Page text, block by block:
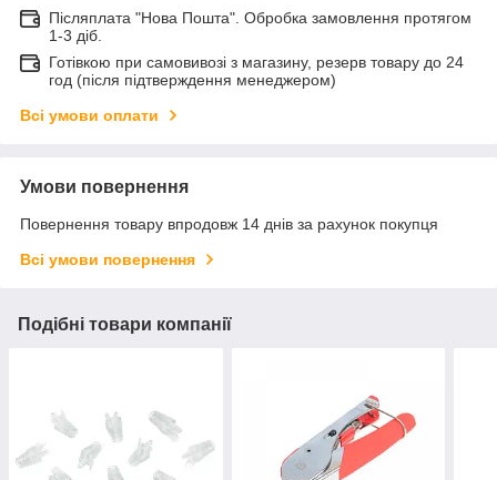
Післяплата "Нова Пошта". Обробка замовлення протягом
1-3 діб.
Готівкою при самовивозі з магазину, резерв товару до 24
год (після підтверждення менеджером)
Всі умови оплати
Умови повернення
Повернення товару впродовж 14 днів за рахунок покупця
Всі умови повернення
Подібні товари компанії